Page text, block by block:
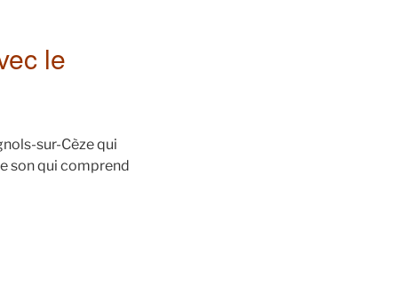
le
sur-Cèze qui
son qui comprend